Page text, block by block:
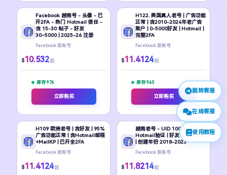
Facebook 越南号 - 头像 - 已
开2FA - 热门 Hotmail 信任 -
含 15-30 帖子 - 好友
30~5000 | 2025-26 注册
Facebook 新账号
$10.532 起
库存 976
立即购买
H122. 美国真人老号 | 广告功能
正常 | 含2010-2024年老广告
账户 | 0-5000好友 | Hotmail |
完整2FA
Facebook 新账号
$11.4124 起
库存 945
立即购买
H109 欧洲老号 | 含好友 | 95%
广告功能正常 | 含Hotmail邮箱
+MailKP | 已开全2FA
Facebook 新账号
$11.4124 起
越南老号 - UID 1000X | 2FA -
Hotmail验证 | 好友 100~5000
| 创建年份 2018-2023
Facebook 新账号
$11.8214 起
跳转客服
在线客服
使用教程